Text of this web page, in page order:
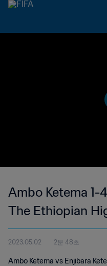
Ambo Ketema 1-
The Ethiopian
May 2023
2023.05.02 2분 48초
Ambo Ketema vs Enjibara